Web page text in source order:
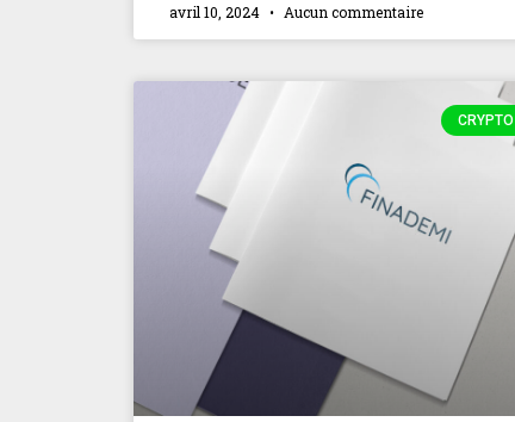
avril 10, 2024 Aucun commentaire
CRYPTO